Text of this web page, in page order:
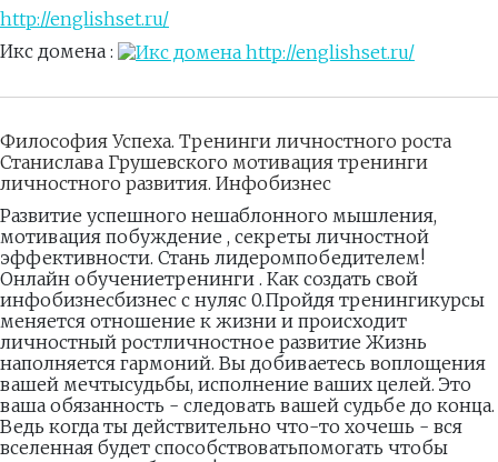
http://englishset.ru/
Икс домена :
Философия Успеха. Тренинги личностного роста
Станислава Грушевского мотивация тренинги
личностного развития. Инфобизнес
Развитие успешного нешаблонного мышления,
мотивация побуждение , секреты личностной
эффективности. Стань лидеромпобедителем!
Онлайн обучениетренинги . Как создать свой
инфобизнесбизнес с нуляс 0.Пройдя тренингикурсы
меняется отношение к жизни и происходит
личностный ростличностное развитие Жизнь
наполняется гармоний. Вы добиваетесь воплощения
вашей мечтысудьбы, исполнение ваших целей. Это
ваша обязанность - следовать вашей судьбе до конца.
Ведь когда ты действительно что-то хочешь - вся
вселенная будет способствоватьпомогать чтобы